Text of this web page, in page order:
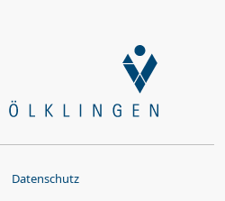
Datenschutz